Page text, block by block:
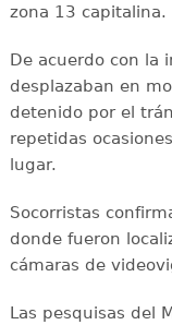
zona 13 capitalina.
De acuerdo con la
desplazaban en
detenido por el
repetidas
lugar.
Socorristas
donde fueron
cámaras de
Las pesquisas del